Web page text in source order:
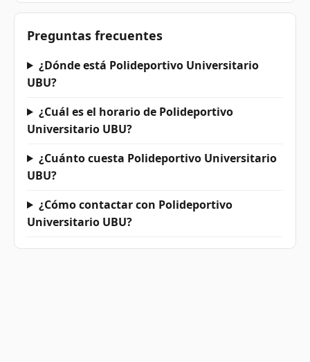
Preguntas frecuentes
¿Dónde está Polideportivo Universitario
UBU?
¿Cuál es el horario de Polideportivo
Universitario UBU?
¿Cuánto cuesta Polideportivo Universitario
UBU?
¿Cómo contactar con Polideportivo
Universitario UBU?